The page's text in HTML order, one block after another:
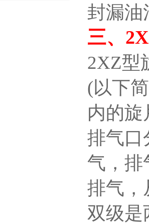
封漏油
三、
2XZ型
(以下
内的
排气口
气，排
排气，
双级是